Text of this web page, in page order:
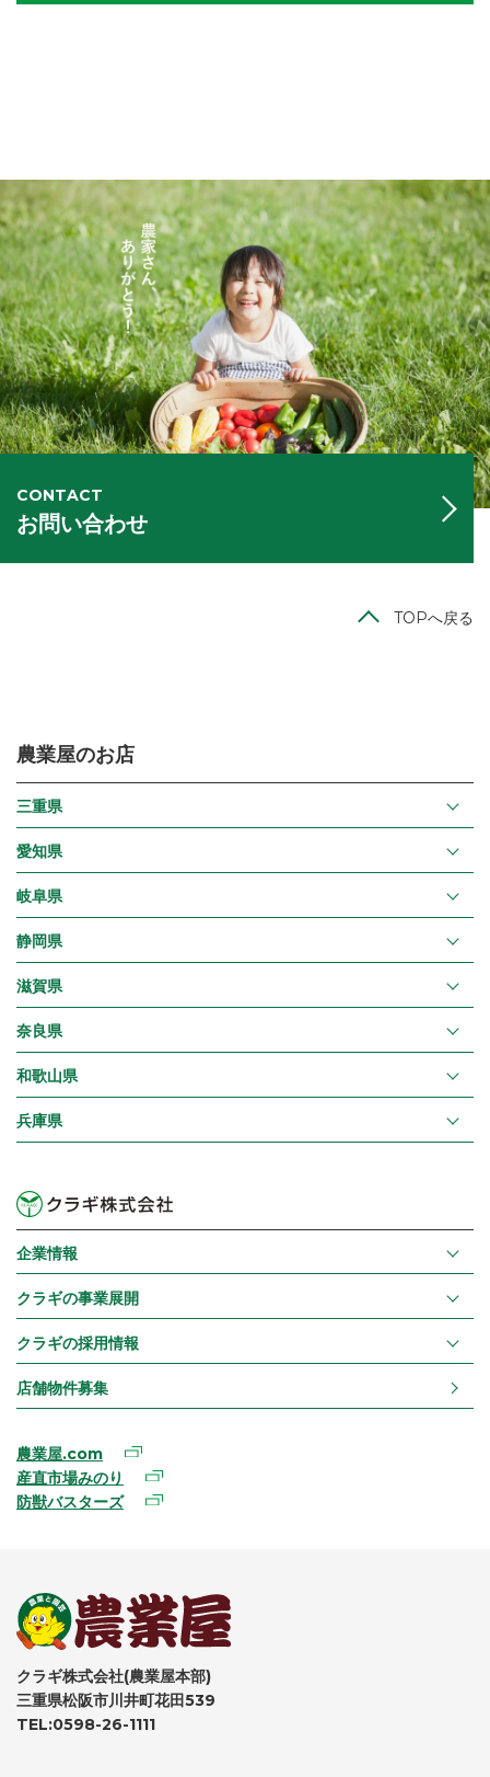
CONTACT
お問い合わせ
TOPへ戻る
農業屋のお店
三重県
愛知県
岐阜県
静岡県
滋賀県
奈良県
和歌山県
兵庫県
企業情報
クラギの事業展開
クラギの採用情報
店舗物件募集
農業屋.com
産直市場みのり
防獣バスターズ
クラギ株式会社(農業屋本部)
三重県松阪市川井町花田539
TEL:0598-26-1111